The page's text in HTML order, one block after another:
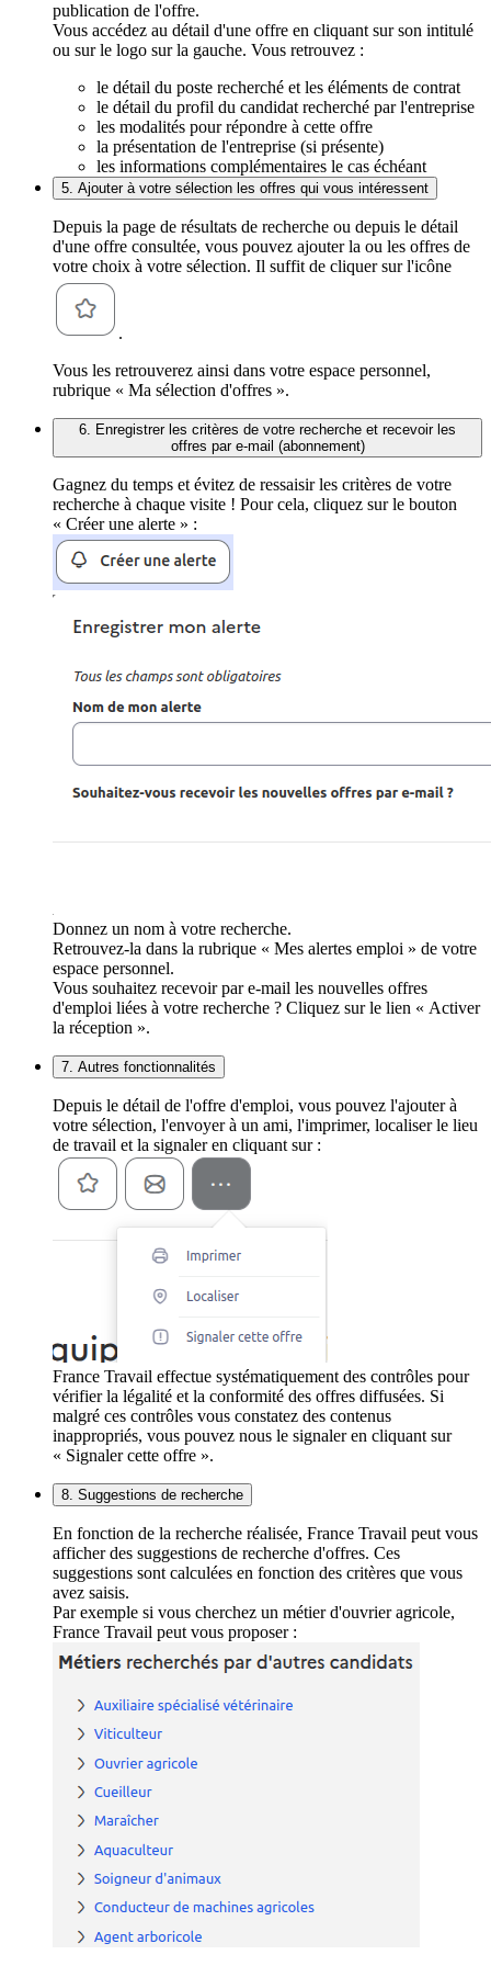
publication de l'offre.
Vous accédez au détail d'une offre en cliquant sur son intitulé
ou sur le logo sur la gauche. Vous retrouvez :
le détail du poste recherché et les éléments de contrat
le détail du profil du candidat recherché par l'entreprise
les modalités pour répondre à cette offre
la présentation de l'entreprise (si présente)
les informations complémentaires le cas échéant
5. Ajouter à votre sélection les offres qui vous intéressent
Depuis la page de résultats de recherche ou depuis le détail
d'une offre consultée, vous pouvez ajouter la ou les offres de
votre choix à votre sélection. Il suffit de cliquer sur l'icône
.
Vous les retrouverez ainsi dans votre espace personnel,
rubrique « Ma sélection d'offres ».
6. Enregistrer les critères de votre recherche et recevoir les
offres par e-mail (abonnement)
Gagnez du temps et évitez de ressaisir les critères de votre
recherche à chaque visite ! Pour cela, cliquez sur le bouton
« Créer une alerte » :
Donnez un nom à votre recherche.
Retrouvez-la dans la rubrique « Mes alertes emploi » de votre
espace personnel.
Vous souhaitez recevoir par e-mail les nouvelles offres
d'emploi liées à votre recherche ? Cliquez sur le lien « Activer
la réception ».
7. Autres fonctionnalités
Depuis le détail de l'offre d'emploi, vous pouvez l'ajouter à
votre sélection, l'envoyer à un ami, l'imprimer, localiser le lieu
de travail et la signaler en cliquant sur :
France Travail effectue systématiquement des contrôles pour
vérifier la légalité et la conformité des offres diffusées. Si
malgré ces contrôles vous constatez des contenus
inappropriés, vous pouvez nous le signaler en cliquant sur
« Signaler cette offre ».
8. Suggestions de recherche
En fonction de la recherche réalisée, France Travail peut vous
afficher des suggestions de recherche d'offres. Ces
suggestions sont calculées en fonction des critères que vous
avez saisis.
Par exemple si vous cherchez un métier d'ouvrier agricole,
France Travail peut vous proposer :